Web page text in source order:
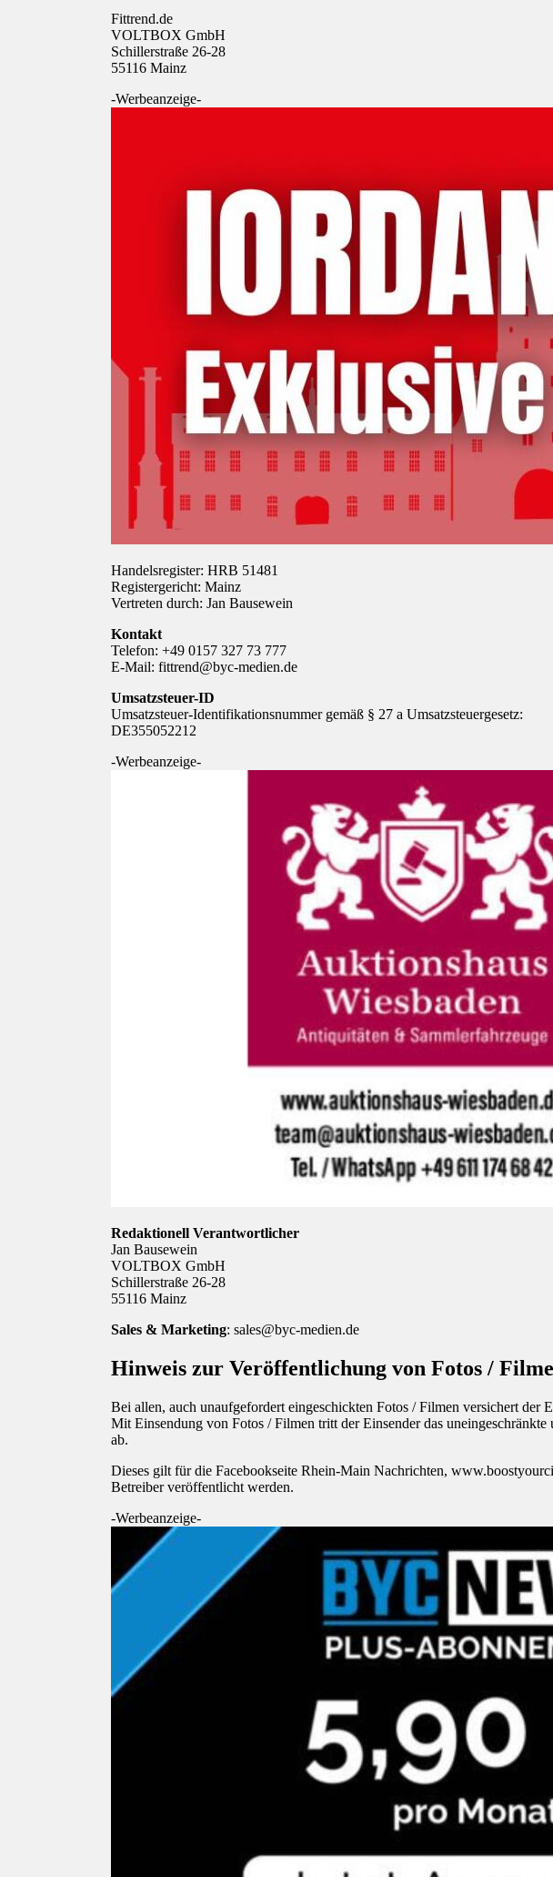
Fittrend.de
VOLTBOX GmbH
Schillerstraße 26-28
55116 Mainz
-Werbeanzeige-
Handelsregister: HRB 51481
Registergericht: Mainz
Vertreten durch: Jan Bausewein
Kontakt
Telefon: +49 0157 327 73 777
E-Mail: fittrend@byc-medien.de
Umsatzsteuer-ID
Umsatzsteuer-Identifikationsnummer gemäß § 27 a Umsatzsteuergesetz:
DE355052212
-Werbeanzeige-
Redaktionell Verantwortlicher
Jan Bausewein
VOLTBOX GmbH
Schillerstraße 26-28
55116 Mainz
Sales & Marketing: sales@byc-medien.de
Hinweis zur Veröffentlichung von Fotos /
Bei allen, auch unaufgefordert eingeschickten Fotos / Filmen versichert der
Mit Einsendung von Fotos / Filmen tritt der Einsender das
ab.
Dieses gilt für die Facebookseite Rhein-Main Nachrichten,
Betreiber veröffentlicht werden.
-Werbeanzeige-